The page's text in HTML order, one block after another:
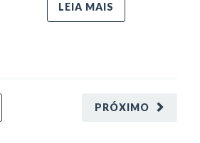
LEIA MAIS
PRÓXIMO